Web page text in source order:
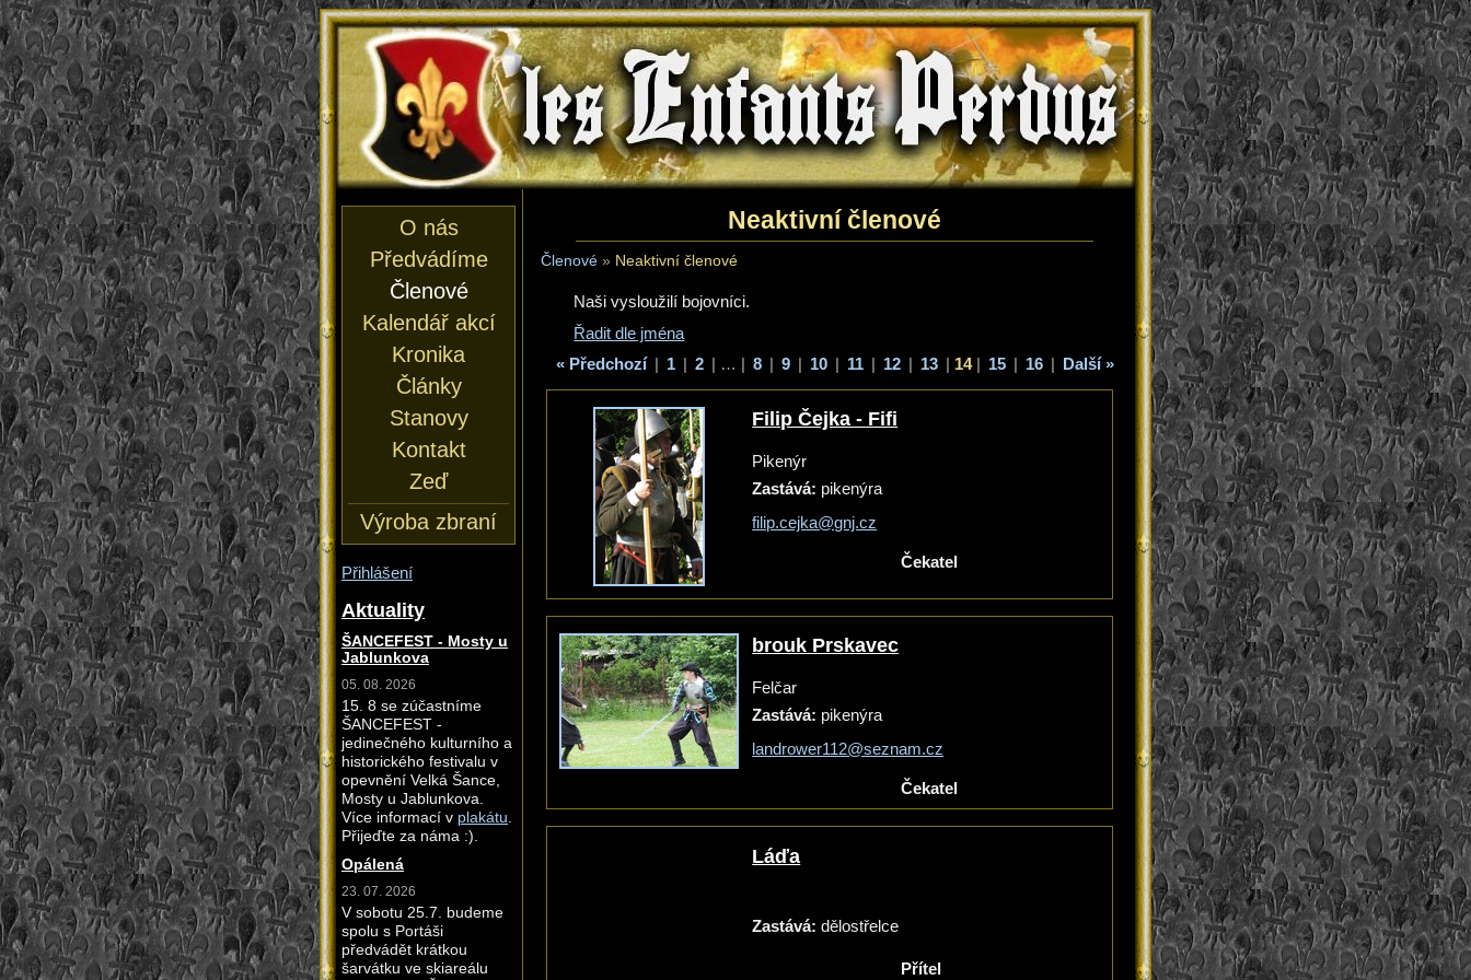
les Enfants Perdus
Neaktivní členové
Členové » Neaktivní členové
Naši vysloužilí bojovníci.
Řadit dle jména
« Předchozí | 1 | 2 | … | 8 | 9 | 10 | 11 | 12 | 13 | 14| 15 | 16 | Další »
Filip Čejka - Fifi
Pikenýr
Zastává: pikenýra
filip.cejka@gnj.cz
Čekatel
brouk Prskavec
Felčar
Zastává: pikenýra
landrower112@seznam.cz
Čekatel
Láďa
Zastává:dělostřelce
Přítel
O nás
Předvádíme
Členové
Kalendář akcí
Kronika
Články
Stanovy
Kontakt
Zeď
Výroba zbraní
Přihlášení
Aktuality
ŠANCEFEST - Mosty u
Jablunkova
05. 08. 2026
15. 8 se zúčastníme
ŠANCEFEST -
jedinečného kulturního a
historického festivalu v
opevnění Velká Šance,
Mosty u Jablunkova.
Více informací v plakátu.
Přijeďte za náma :).
Opálená
23. 07. 2026
V sobotu 25.7. budeme
spolu s Portáši
předvádět krátkou
šarvátku ve skiareálu